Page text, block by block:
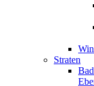
Straten